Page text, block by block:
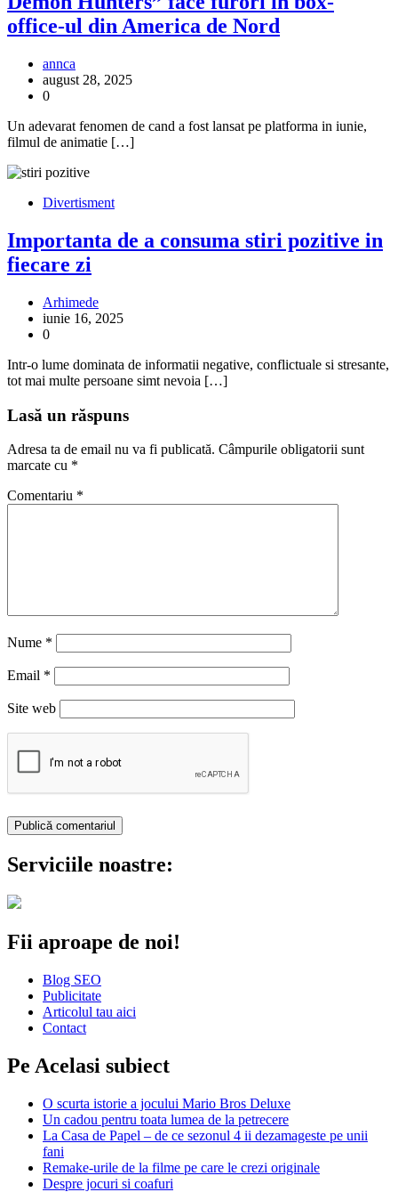
office-ul din America de Nord
annca
august 28, 2025
0
Un adevarat fenomen de cand a fost lansat pe platforma in iunie,
filmul de animatie […]
Divertisment
Importanta de a consuma stiri pozitive in
fiecare zi
Arhimede
iunie 16, 2025
0
Intr-o lume dominata de informatii negative, conflictuale si stresante,
tot mai multe persoane simt nevoia […]
Lasă un răspuns
Adresa ta de email nu va fi publicată. Câmpurile obligatorii sunt
marcate cu *
Comentariu *
Nume *
Email *
Site web
Serviciile noastre:
Fii aproape de noi!
Blog SEO
Publicitate
Articolul tau aici
Contact
Pe Acelasi subiect
O scurta istorie a jocului Mario Bros Deluxe
Un cadou pentru toata lumea de la petrecere
La Casa de Papel – de ce sezonul 4 ii dezamageste pe unii
fani
Remake-urile de la filme pe care le crezi originale
Despre jocuri si coafuri